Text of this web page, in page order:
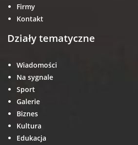
Firmy
Kontakt
Działy tematyczne
Wiadomości
Na sygnale
Sport
Galerie
Biznes
Kultura
Edukacja